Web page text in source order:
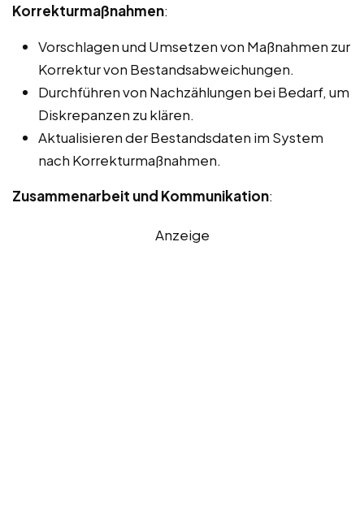
Korrekturmaßnahmen:
Vorschlagen und Umsetzen von Maßnahmen zur
Korrektur von Bestandsabweichungen.
Durchführen von Nachzählungen bei Bedarf, um
Diskrepanzen zu klären.
Aktualisieren der Bestandsdaten im System
nach Korrekturmaßnahmen.
Zusammenarbeit und Kommunikation:
Anzeige